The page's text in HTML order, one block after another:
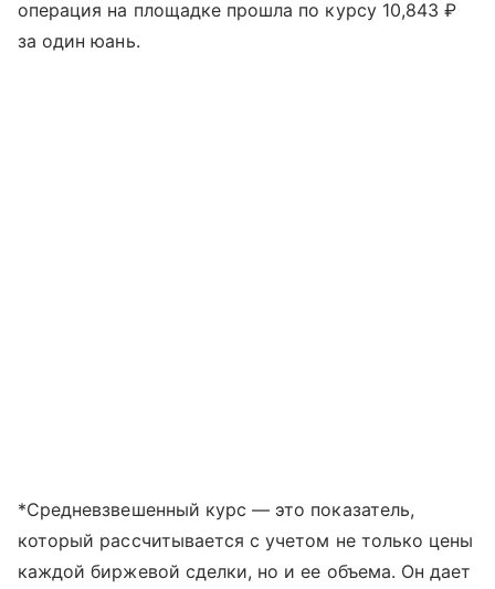
операция на площадке прошла по курсу 10,843 ₽
за один юань.
*Средневзвешенный курс — это показатель,
который рассчитывается с учетом не только цены
каждой биржевой сделки, но и ее объема. Он дает